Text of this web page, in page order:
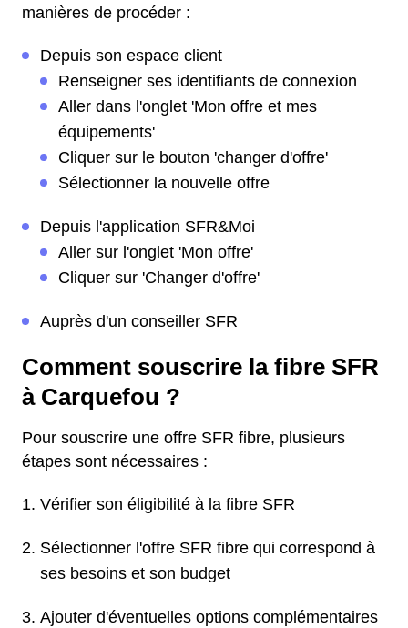
manières de procéder :
Depuis son espace client
Renseigner ses identifiants de connexion
Aller dans l'onglet 'Mon offre et mes
équipements'
Cliquer sur le bouton 'changer d'offre'
Sélectionner la nouvelle offre
Depuis l'application SFR&Moi
Aller sur l'onglet 'Mon offre'
Cliquer sur 'Changer d'offre'
Auprès d'un conseiller SFR
Comment souscrire la fibre SFR
à Carquefou ?
Pour souscrire une offre SFR fibre, plusieurs
étapes sont nécessaires :
Vérifier son éligibilité à la fibre SFR
Sélectionner l'offre SFR fibre qui correspond à
ses besoins et son budget
Ajouter d'éventuelles options complémentaires